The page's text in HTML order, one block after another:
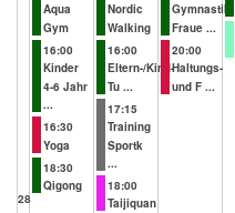
28
Aqua
Gym
16:00
Kinder
4-6 Jahr
...
16:30
Yoga
18:30
Qigong
Nordic
Walking
16:00
Eltern-/Kind-
Tu ...
17:15
Training
Sportk
...
18:00
Taijiquan
Gymnastik
Fraue ...
20:00
Haltungs-
und F ...